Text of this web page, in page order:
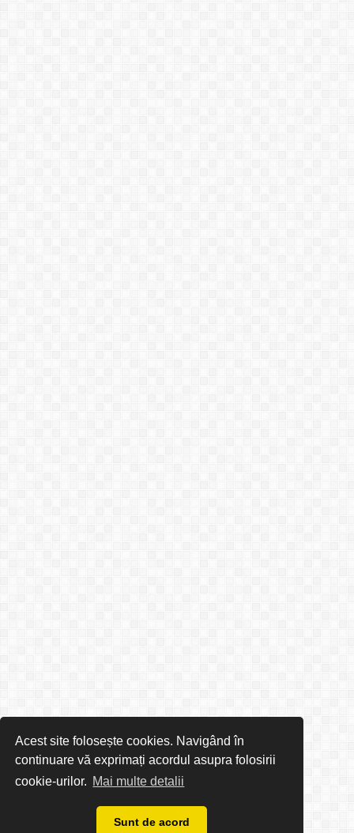
Acest site folosește cookies. Navigând în
continuare vă exprimați acordul asupra folosirii
cookie-urilor. Mai multe detalii
Sunt de acord